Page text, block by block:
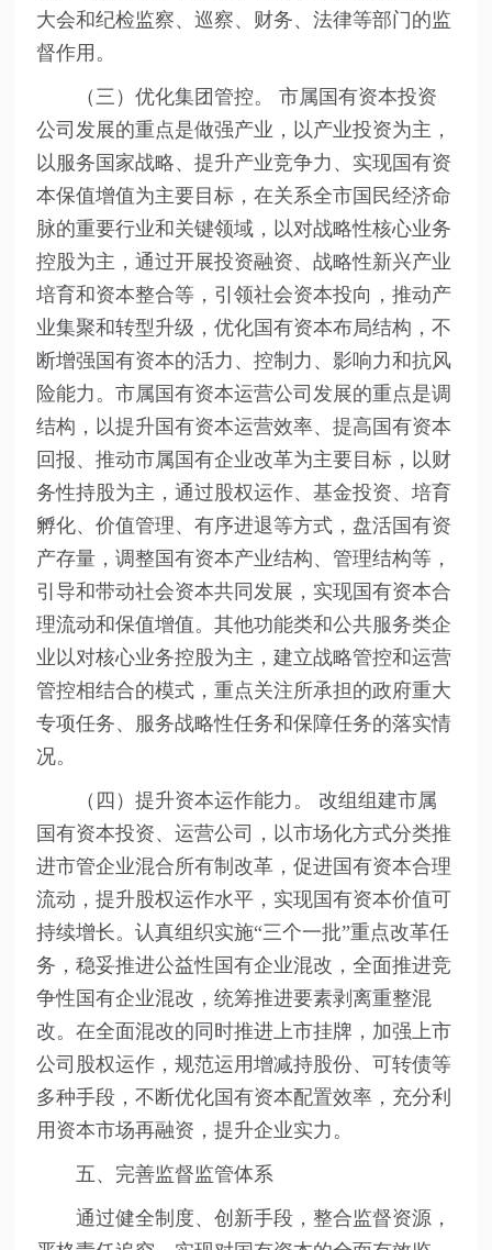
大会和纪检监察、巡察、财务、法律等部门的监
督作用。
（三）优化集团管控。 市属国有资本投资
公司发展的重点是做强产业，以产业投资为主，
以服务国家战略、提升产业竞争力、实现国有资
本保值增值为主要目标，在关系全市国民经济命
脉的重要行业和关键领域，以对战略性核心业务
控股为主，通过开展投资融资、战略性新兴产业
培育和资本整合等，引领社会资本投向，推动产
业集聚和转型升级，优化国有资本布局结构，不
断增强国有资本的活力、控制力、影响力和抗风
险能力。市属国有资本运营公司发展的重点是调
结构，以提升国有资本运营效率、提高国有资本
回报、推动市属国有企业改革为主要目标，以财
务性持股为主，通过股权运作、基金投资、培育
孵化、价值管理、有序进退等方式，盘活国有资
产存量，调整国有资本产业结构、管理结构等，
引导和带动社会资本共同发展，实现国有资本合
理流动和保值增值。其他功能类和公共服务类企
业以对核心业务控股为主，建立战略管控和运营
管控相结合的模式，重点关注所承担的政府重大
专项任务、服务战略性任务和保障任务的落实情
况。
（四）提升资本运作能力。 改组组建市属
国有资本投资、运营公司，以市场化方式分类推
进市管企业混合所有制改革，促进国有资本合理
流动，提升股权运作水平，实现国有资本价值可
持续增长。认真组织实施“三个一批”重点改革任
务，稳妥推进公益性国有企业混改，全面推进竞
争性国有企业混改，统筹推进要素剥离重整混
改。在全面混改的同时推进上市挂牌，加强上市
公司股权运作，规范运用增减持股份、可转债等
多种手段，不断优化国有资本配置效率，充分利
用资本市场再融资，提升企业实力。
五、完善监督监管体系
通过健全制度、创新手段，整合监督资源，